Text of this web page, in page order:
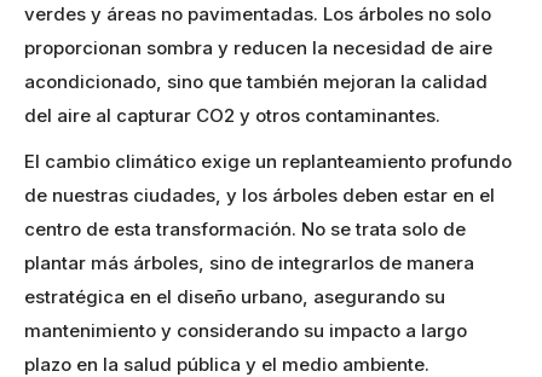
verdes y áreas no pavimentadas. Los árboles no solo
proporcionan sombra y reducen la necesidad de aire
acondicionado, sino que también mejoran la calidad
del aire al capturar CO2 y otros contaminantes​.
El cambio climático exige un replanteamiento profundo
de nuestras ciudades, y los árboles deben estar en el
centro de esta transformación. No se trata solo de
plantar más árboles, sino de integrarlos de manera
estratégica en el diseño urbano, asegurando su
mantenimiento y considerando su impacto a largo
plazo en la salud pública y el medio ambiente.